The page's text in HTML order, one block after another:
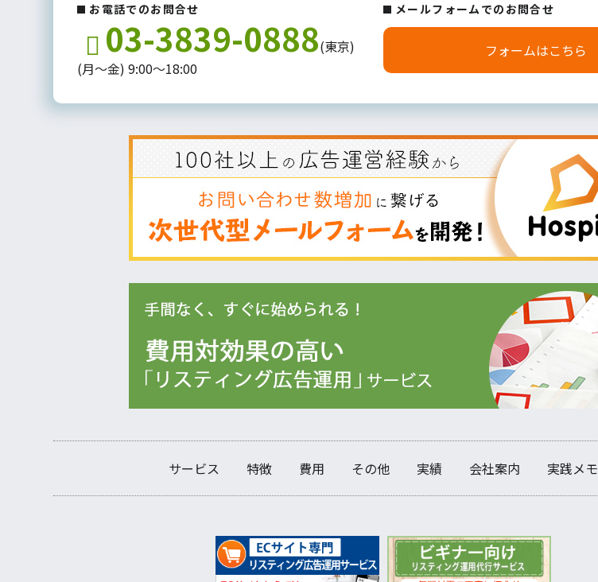
お電話でのお問合せ
03-3839-0888(東京)
(月～金) 9:00～18:00
メールフォームでのお問合せ
フォームはこちら
サービス 特徴 費用 その他 実績 会社案内 実践メモ